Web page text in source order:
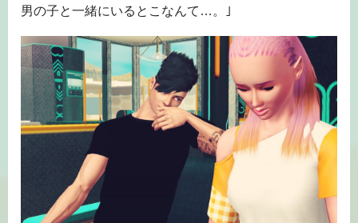
男の子と一緒にいるとこなんて…。｣